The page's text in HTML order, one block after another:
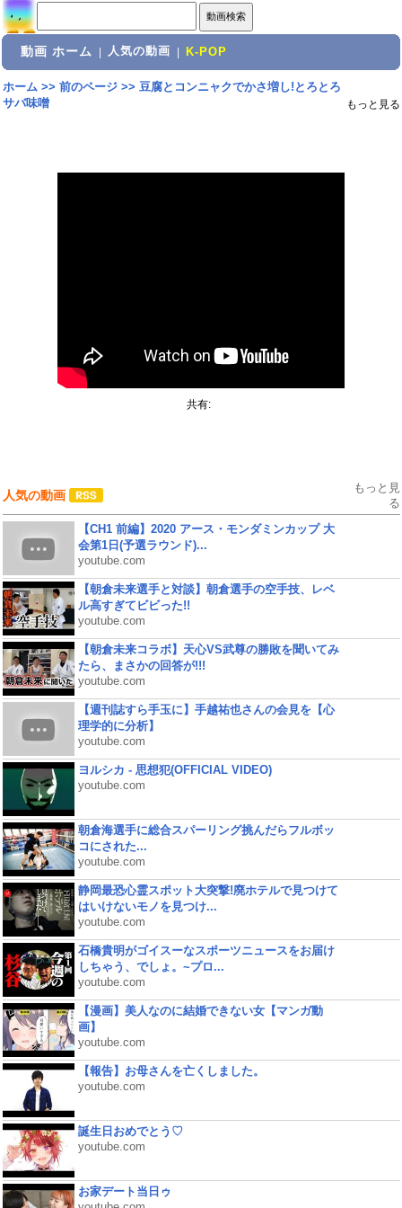
動画 ホーム 人気の動画 K-POP
ホーム>> 前のページ>> 豆腐とコンニャクでかさ増し!とろとろ
サバ味噌
もっと見る
共有:
人気の動画
もっと見
る
【CH1 前編】2020 アース・モンダミンカップ 大
会第1日(予選ラウンド)...
youtube.com
【朝倉未来選手と対談】朝倉選手の空手技、レベ
ル高すぎてビビった!!
youtube.com
【朝倉未来コラボ】天心VS武尊の勝敗を聞いてみ
たら、まさかの回答が!!!
youtube.com
【週刊誌すら手玉に】手越祐也さんの会見を【心
理学的に分析】
youtube.com
ヨルシカ - 思想犯(OFFICIAL VIDEO)
youtube.com
朝倉海選手に総合スパーリング挑んだらフルボッ
コにされた...
youtube.com
静岡最恐心霊スポット大突撃!廃ホテルで見つけて
はいけないモノを見つけ...
youtube.com
石橋貴明がゴイスーなスポーツニュースをお届け
しちゃう、でしょ。~プロ...
youtube.com
【漫画】美人なのに結婚できない女【マンガ動
画】
youtube.com
【報告】お母さんを亡くしました。
youtube.com
誕生日おめでとう♡
youtube.com
お家デート当日ゥ